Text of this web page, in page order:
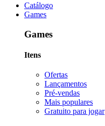
Catálogo
Games
Games
Itens
Ofertas
Lançamentos
Pré-vendas
Mais populares
Gratuito para jogar